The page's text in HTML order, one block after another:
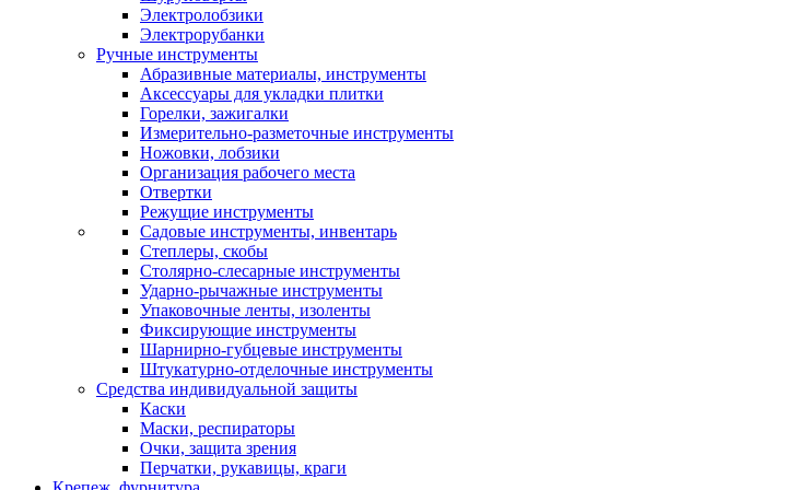
Электролобзики
Электрорубанки
Ручные инструменты
Абразивные материалы, инструменты
Аксессуары для укладки плитки
Горелки, зажигалки
Измерительно-разметочные инструменты
Ножовки, лобзики
Организация рабочего места
Отвертки
Режущие инструменты
Садовые инструменты, инвентарь
Степлеры, скобы
Столярно-слесарные инструменты
Ударно-рычажные инструменты
Упаковочные ленты, изоленты
Фиксирующие инструменты
Шарнирно-губцевые инструменты
Штукатурно-отделочные инструменты
Средства индивидуальной защиты
Каски
Маски, респираторы
Очки, защита зрения
Перчатки, рукавицы, краги